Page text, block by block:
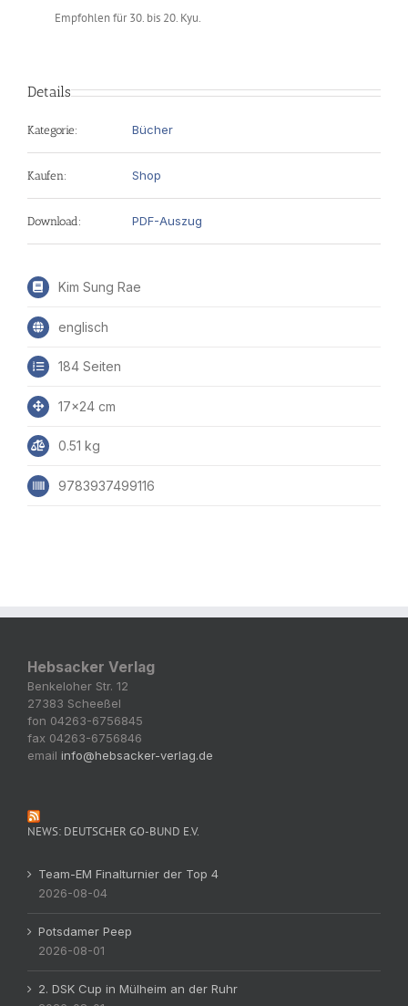
Empfohlen für 30. bis 20. Kyu.
Details
Kategorie: Bücher
Kaufen: Shop
Download: PDF-Auszug
Kim Sung Rae
englisch
184 Seiten
17x24 cm
0.51 kg
9783937499116
Hebsacker Verlag
Benkeloher Str. 12
27383 Scheeßel
fon 04263-6756845
fax 04263-6756846
email info@hebsacker-verlag.de
NEWS: DEUTSCHER GO-BUND E.V.
Team-EM Finalturnier der Top 4
2026-08-04
Potsdamer Peep
2026-08-01
2. DSK Cup in Mülheim an der Ruhr